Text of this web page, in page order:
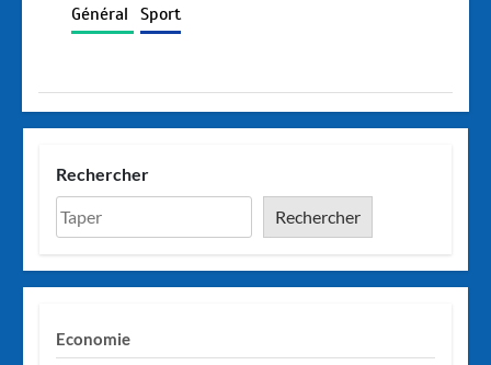
Général Sport
Rechercher
Rechercher
Economie